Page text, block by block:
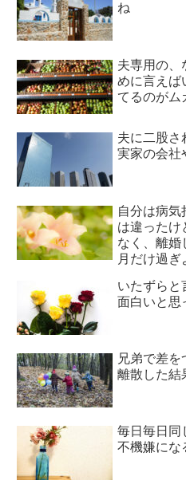
ね
夫専用の、
めに言えば
てるのがム
夫に二股さ
実家の会社
自分は病気
は違ったけ
なく、離婚
月だけ過ぎ
いたずらと
面白いと思
兄弟で差
離散した結
毎日毎日同
不機嫌にな